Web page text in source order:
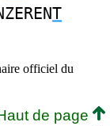
T
officiel du
de page